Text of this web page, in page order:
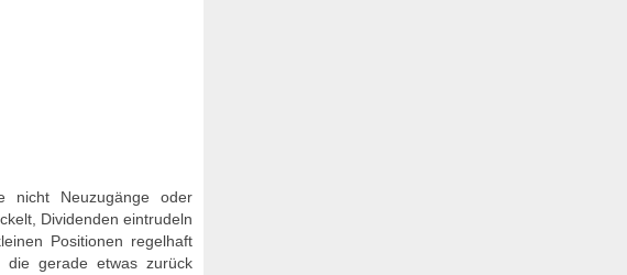
nicht Neuzugänge oder
Dividenden eintrudeln
Positionen regelhaft
die gerade etwas zurück